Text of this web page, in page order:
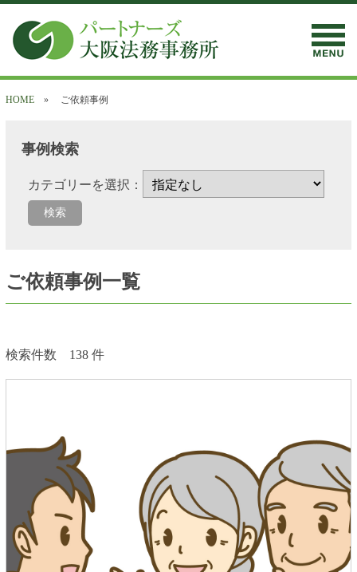
HOME» ご依頼事例
事例検索
カテゴリーを選択：
ご依頼事例一覧
検索件数 138 件